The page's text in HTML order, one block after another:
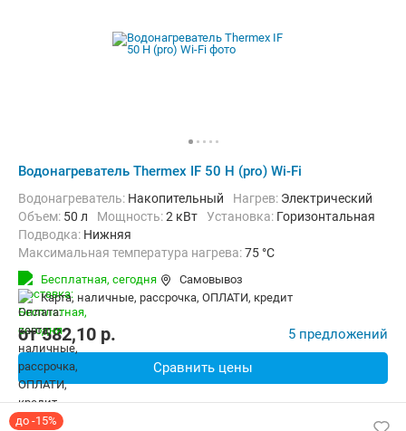
Водонагреватель Thermex IF 50 H (pro) Wi-Fi
Водонагреватель: Накопительный нагрев: Электрический
Объем: 50 л Мощность:2 кВт Установка: Горизонтальная
Подводка: Нижняя
Максимальная температура нагрева:75 °C
Дополнительно:
Бесплатная, сегодня
Самовывоз
карта, наличные, рассрочка, ОПЛАТИ, кредит
от582,10 p. 5 предложений
Сравнить цены
до -15%